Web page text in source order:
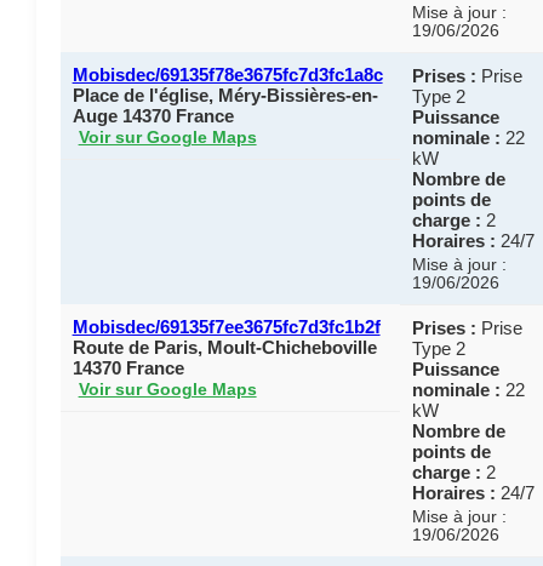
Mise à jour :
19/06/2026
Mobisdec/69135f78e3675fc7d3fc1a8c
Place de l'église, Méry-Bissières-en-
Auge 14370 France
Voir sur Google Maps
Prises : Prise
Type 2
Puissance
nominale : 22
kW
Nombre de
points de
charge : 2
Horaires : 24/7
Mise à jour :
19/06/2026
Mobisdec/69135f7ee3675fc7d3fc1b2f
Route de Paris, Moult-Chicheboville
14370 France
Voir sur Google Maps
Prises : Prise
Type 2
Puissance
nominale : 22
kW
Nombre de
points de
charge : 2
Horaires : 24/7
Mise à jour :
19/06/2026